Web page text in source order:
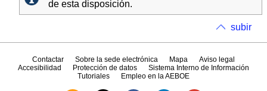
de esta disposición.
subir
Contactar Sobre la sede electrónica Mapa
Aviso legal
Accesibilidad
Protección de datos
Sistema Interno de Información
Tutoriales
Empleo en la AEBOE